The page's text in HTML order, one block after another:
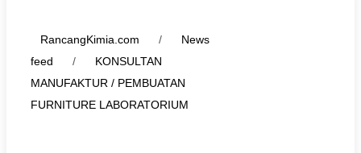
RancangKimia.com /
News
feed
/
KONSULTAN
MANUFAKTUR / PEMBUATAN
FURNITURE LABORATORIUM